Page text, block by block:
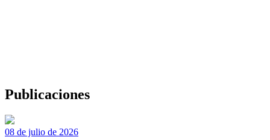
Publicaciones
08 de julio de 2026